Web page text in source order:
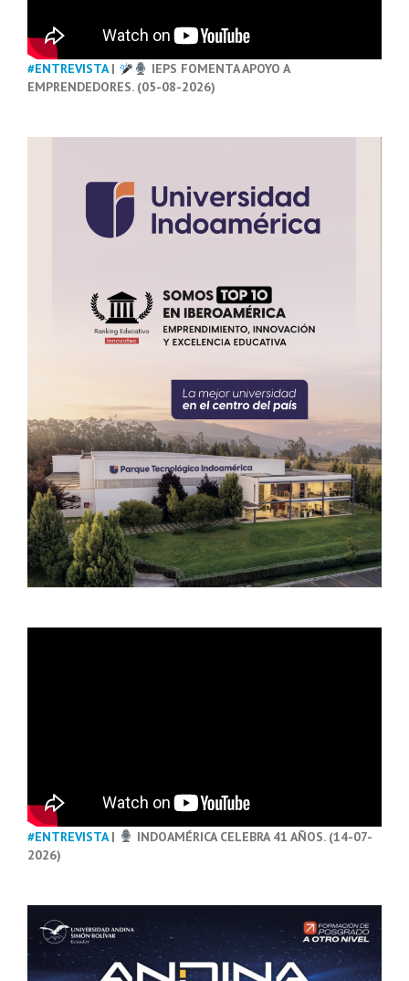
#ENTREVISTA|
IEPS FOMENTA APOYO A
EMPRENDEDORES. (05-08-2026)
#ENTREVISTA|
INDOAMÉRICA CELEBRA 41 AÑOS. (14-07-
2026)